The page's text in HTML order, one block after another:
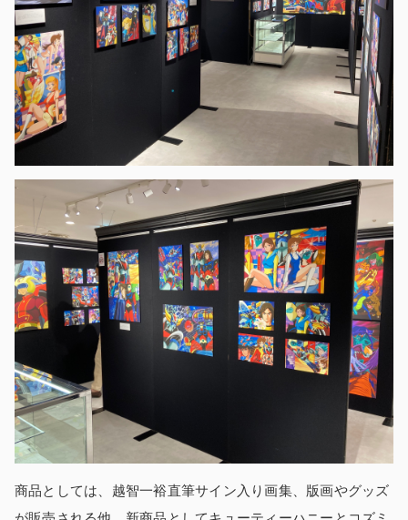
商品としては、越智一裕直筆サイン入り画集、版画やグッズ